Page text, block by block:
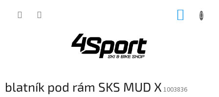
blatník pod rám SKS MUD X 1003836